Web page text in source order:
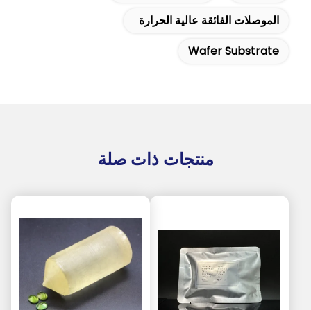
الموصلات الفائقة عالية الحرارة
Wafer Substrate
منتجات ذات صلة